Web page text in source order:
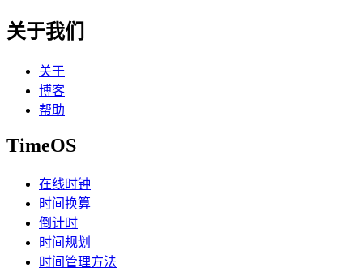
关于我们
关于
博客
帮助
TimeOS
在线时钟
时间换算
倒计时
时间规划
时间管理方法